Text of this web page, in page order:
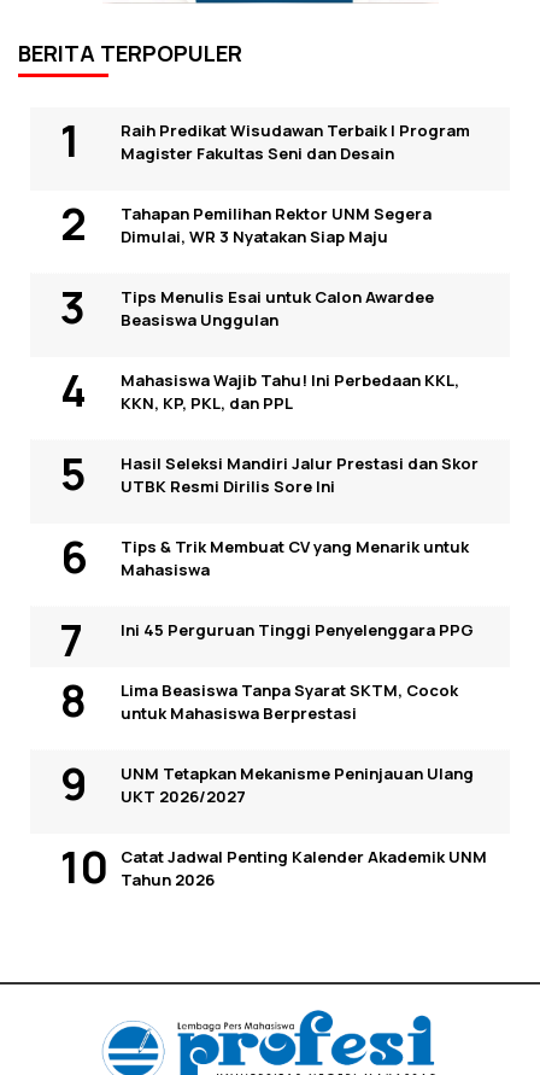
BERITA TERPOPULER
Raih Predikat Wisudawan Terbaik I Program
Magister Fakultas Seni dan Desain
Tahapan Pemilihan Rektor UNM Segera
Dimulai, WR 3 Nyatakan Siap Maju
Tips Menulis Esai untuk Calon Awardee
Beasiswa Unggulan
Mahasiswa Wajib Tahu! Ini Perbedaan KKL,
KKN, KP, PKL, dan PPL
Hasil Seleksi Mandiri Jalur Prestasi dan Skor
UTBK Resmi Dirilis Sore Ini
Tips & Trik Membuat CV yang Menarik untuk
Mahasiswa
Ini 45 Perguruan Tinggi Penyelenggara PPG
Lima Beasiswa Tanpa Syarat SKTM, Cocok
untuk Mahasiswa Berprestasi
UNM Tetapkan Mekanisme Peninjauan Ulang
UKT 2026/2027
Catat Jadwal Penting Kalender Akademik UNM
Tahun 2026